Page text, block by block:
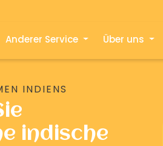
Anderer Service Über uns
INDIENS
indische